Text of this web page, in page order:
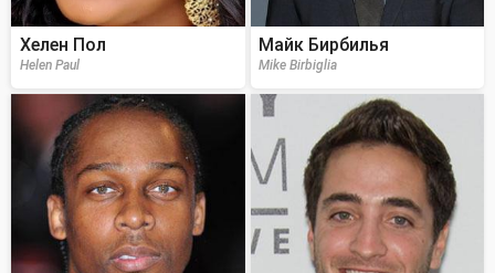
Хелен Пол
Helen Paul
Майк Бирбилья
Mike Birbiglia